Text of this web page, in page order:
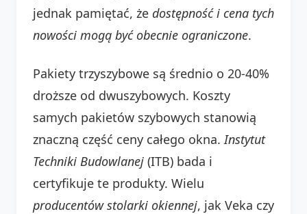
jednak pamiętać, że dostępność i cena tych
nowości mogą być obecnie ograniczone.
Pakiety trzyszybowe są średnio o 20-40%
droższe od dwuszybowych. Koszty
samych pakietów szybowych stanowią
znaczną część ceny całego okna. Instytut
Techniki Budowlanej (ITB) bada i
certyfikuje te produkty. Wielu
producentów stolarki okiennej, jak Veka czy